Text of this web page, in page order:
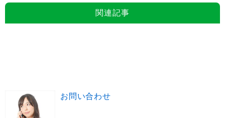
関連記事
お問い合わせ